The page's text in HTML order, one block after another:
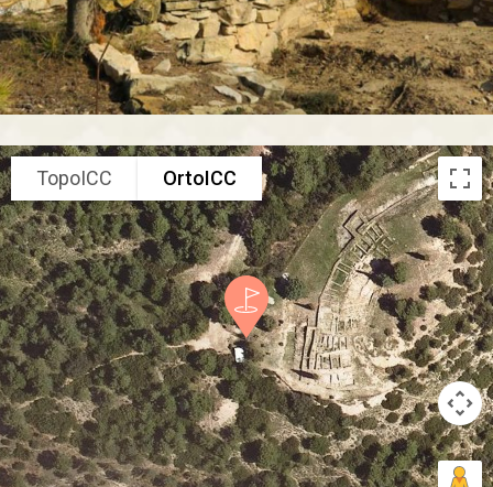
TopoICC OrtoICC